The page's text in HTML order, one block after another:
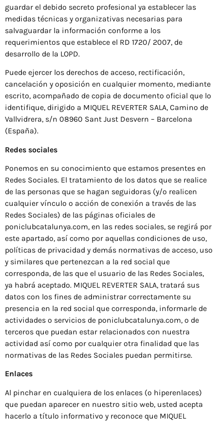
guardar el debido secreto profesional ya establecer las
medidas técnicas y organizativas necesarias para
salvaguardar la información conforme a los
requerimientos que establece el RD 1720/ 2007, de
desarrollo de la LOPD.
Puede ejercer los derechos de acceso, rectificación,
cancelación y oposición en cualquier momento, mediante
escrito, acompañado de copia de documento oficial que lo
identifique, dirigido a MIQUEL REVERTER SALA, Camino de
Vallvidrera, s/n 08960 Sant Just Desvern – Barcelona
(España).
Redes sociales
Ponemos en su conocimiento que estamos presentes en
Redes Sociales. El tratamiento de los datos que se realice
de las personas que se hagan seguidoras (y/o realicen
cualquier vínculo o acción de conexión a través de las
Redes Sociales) de las páginas oficiales de
poniclubcatalunya.com, en las redes sociales, se regirá por
este apartado, así como por aquellas condiciones de uso,
políticas de privacidad y demás normativas de acceso, uso
y similares que pertenezcan a la red social que
corresponda, de las que el usuario de las Redes Sociales,
ya habrá aceptado. MIQUEL REVERTER SALA, tratará sus
datos con los fines de administrar correctamente su
presencia en la red social que corresponda, informarle de
actividades o servicios de poniclubcatalunya.com, o de
terceros que puedan estar relacionados con nuestra
actividad así como por cualquier otra finalidad que las
normativas de las Redes Sociales puedan permitirse.
Enlaces
Al pinchar en cualquiera de los enlaces (o hiperenlaces)
que puedan aparecer en nuestro sitio web, usted acepta
hacerlo a título informativo y reconoce que MIQUEL